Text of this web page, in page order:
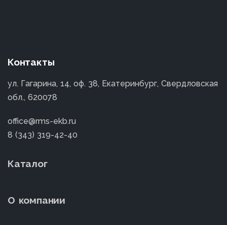
Контакты
ул. Гагарина, 14, оф. 38, Екатеринбург, Свердловская
обл., 620078
office@rms-ekb.ru
8 (343) 319-42-40
Каталог
О компании